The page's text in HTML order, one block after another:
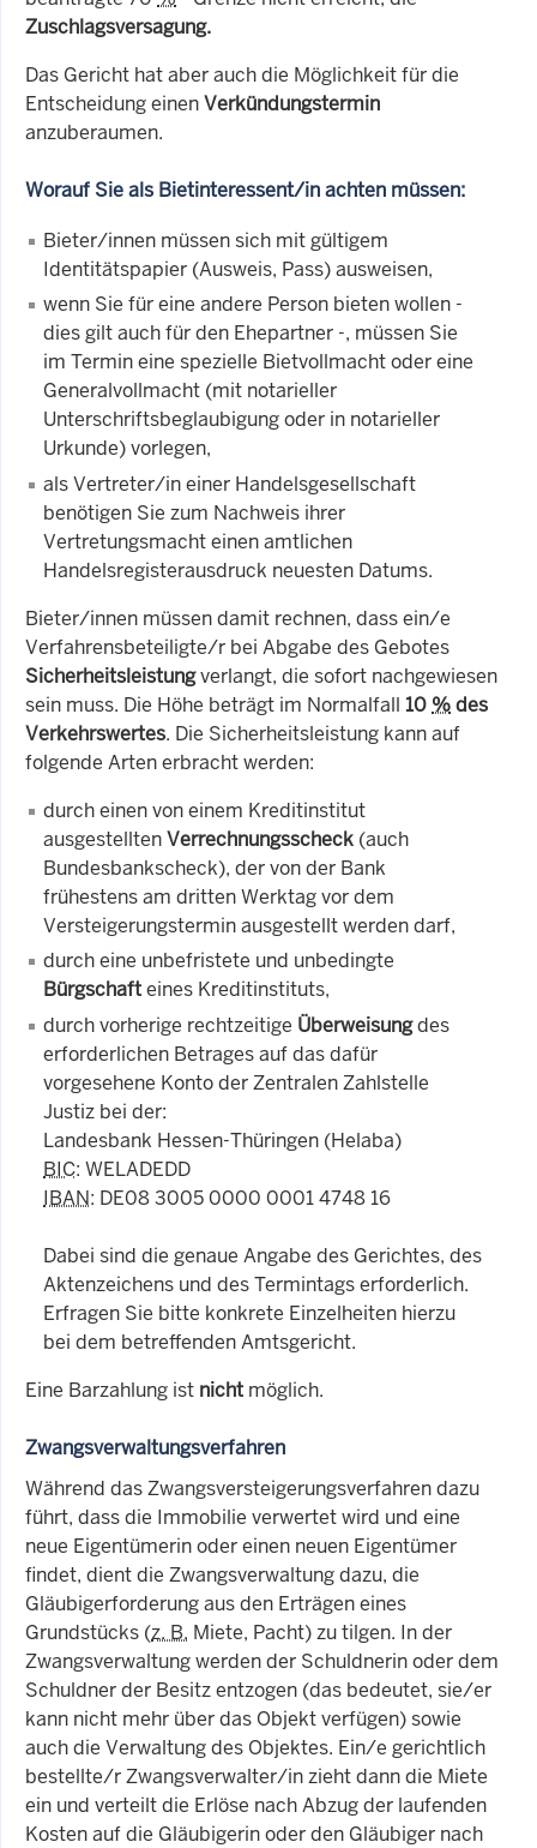
Zuschlagsversagung.
Das Gericht hat aber auch die Möglichkeit für die
Entscheidung einenVerkündungstermin
anzuberaumen.
Worauf Sie als Bietinteressent/in achten müssen:
Bieter/innen müssen sich mit gültigem
Identitätspapier (Ausweis, Pass) ausweisen,
wenn Sie für eine andere Person bieten wollen -
dies gilt auch für den Ehepartner -, müssen Sie
im Termin eine spezielle Bietvollmacht oder eine
Generalvollmacht (mit notarieller
Unterschriftsbeglaubigung oder in notarieller
Urkunde) vorlegen,
als Vertreter/in einer Handelsgesellschaft
benötigen Sie zum Nachweis ihrer
Vertretungsmacht einen amtlichen
Handelsregisterausdruck neuesten Datums.
Bieter/innen müssen damit rechnen, dass ein/e
Verfahrensbeteiligte/r bei Abgabe des Gebotes
Sicherheitsleistungverlangt, die sofort nachgewiesen
sein muss. Die Höhe beträgt im Normalfall 10 %des
Verkehrswertes. Die Sicherheitsleistung kann auf
folgende Arten erbracht werden:
durch einen von einem Kreditinstitut
ausgestelltenVerrechnungsscheck (auch
Bundesbankscheck), der von der Bank
frühestens am dritten Werktag vor dem
Versteigerungstermin ausgestellt werden darf,
durch eine unbefristete und unbedingte
Bürgschafteines Kreditinstituts,
durch vorherige rechtzeitige Überweisungdes
erforderlichen Betrages auf das dafür
vorgesehene Konto der Zentralen Zahlstelle
Justiz bei der:
Landesbank Hessen-Thüringen (Helaba)
BIC: WELADEDD
IBAN: DE08 3005 0000 0001 4748 16
Dabei sind die genaue Angabe des Gerichtes, des
Aktenzeichens und des Termintags erforderlich.
Erfragen Sie bitte konkrete Einzelheiten hierzu
bei dem betreffenden Amtsgericht.
Eine Barzahlung ist nicht möglich.
Zwangsverwaltungsverfahren
Während das Zwangsversteigerungsverfahren dazu
führt, dass die Immobilie verwertet wird und eine
neue Eigentümerin oder einen neuen Eigentümer
findet, dient die Zwangsverwaltung dazu, die
Gläubigerforderung aus den Erträgen eines
Grundstücks (z. B. Miete, Pacht) zu tilgen. In der
Zwangsverwaltung werden der Schuldnerin oder dem
Schuldner der Besitz entzogen (das bedeutet, sie/er
kann nicht mehr über das Objekt verfügen) sowie
auch die Verwaltung des Objektes. Ein/e gerichtlich
bestellte/r Zwangsverwalter/in zieht dann die Miete
ein und verteilt die Erlöse nach Abzug der laufenden
Kosten auf die Gläubigerin oder den Gläubiger nach